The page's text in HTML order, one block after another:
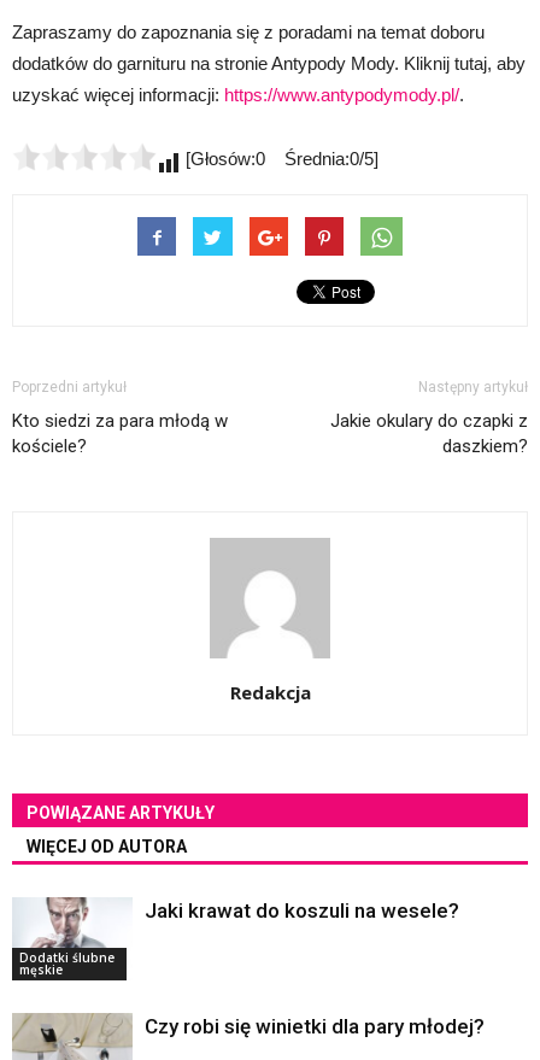
Zapraszamy do zapoznania się z poradami na temat doboru
dodatków do garnituru na stronie Antypody Mody. Kliknij tutaj, aby
uzyskać więcej informacji: https://www.antypodymody.pl/.
[Głosów:0 Średnia:0/5]
Poprzedni artykuł
Kto siedzi za para młodą w
kościele?
Następny artykuł
Jakie okulary do czapki z
daszkiem?
Redakcja
POWIĄZANE ARTYKUŁY
WIĘCEJ OD AUTORA
Dodatki ślubne
męskie
Jaki krawat do koszuli na wesele?
Czy robi się winietki dla pary młodej?